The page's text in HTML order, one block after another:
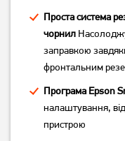
Wi-Fi 2315C009
грн
6 899грн
Проста система
чорнил
заправкою
фронтальним
Програма Epson
налаштування,
пристрою